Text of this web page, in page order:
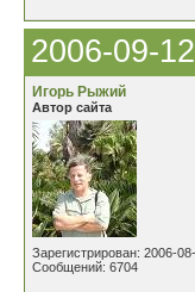
2006-09-
Игорь Рыжий
Автор сайта
Зарегистрирован: 2006-
Сообщений: 6704